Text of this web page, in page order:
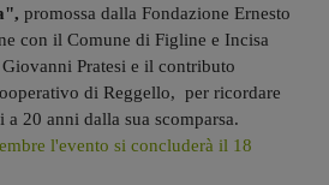
promossa dalla Fondazione Ernesto
con il Comune di Figline e Incisa
Pratesi e il contributo
di Reggello, per ricordare
a 20 anni dalla sua scomparsa.
l'evento si concluderà il 18